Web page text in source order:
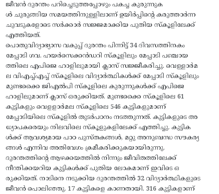
ജീവന്‍ ദുരന്തം പറിച്ചെടുത്തപ്പോഴും പകച്ച കുരുന്നുക
ള്‍ ചുരുങ്ങിയ സമയത്തിനുള്ളിലാണ് ഉയിർപ്പിന്റെ കരുത്താര്‍ന്ന
ചുവടുകളോടെ സര്‍ക്കാര്‍ സജ്ജമാക്കിയ പുതിയ സ്‌കൂളിലേക്ക്
എത്തിയത്.
പൊതുവിദ്യാഭ്യാസ വകുപ്പ് ദുരന്തം പിന്നിട്ട് 34 ദിവസത്തിനകം
മേപ്പാടി ഗവ. ഹയര്‍സെക്കന്‍ഡറി സ്‌കൂളിലും മേപ്പാടി പഞ്ചായ
ത്തിലെ എപിജെ ഹാളിലുമായി ക്ലാസ് സജ്ജീകരിച്ചു. വെള്ളാര്‍മ
ല വിഎച്ച്എച്ച് സ്‌കൂളിലെ വിദ്യാര്‍ത്ഥികള്‍ക്ക് മേപ്പാടി സ്‌കൂളിലും
മുണ്ടക്കൈ ജിഎൽപി സ്‌കൂളിലെ കുരുന്നുകള്‍ക്ക് എപിജെ
ഹാളിലുമാണ് ക്ലാസ് ഒരുക്കിയത്. മുണ്ടക്കൈ സ്‌കൂളിലെ 61
കുട്ടികളും വെളളാര്‍മല സ്‌കൂളിലെ 546 കുട്ടികളുമാണ്
മേപ്പാടിയിലെ സ്‌കൂളില്‍ തുടര്‍പഠനം നടത്തുന്നത്. കുട്ടികളുടെ അ
ധ്യാപകരെയും നിലവിലെ സ്‌കൂളുകളിലേക്ക് എത്തിച്ചു. കുട്ടിക
ള്‍ക്ക് ആവശ്യമായ പാഠ പുസ്തകങ്ങള്‍, മറ്റു അനുബന്ധ സൗകര്യ
ങ്ങള്‍ എന്നിവ അതിവേഗം ക്രമീകരിക്കുകയായിരുന്നു.
ദുരന്തത്തിന്റെ ആഴക്കയത്തില്‍ നിന്നും ജീവിതത്തിലേക്ക്
നീന്തിക്കയറിയ കുട്ടികള്‍ക്ക് പുതിയ ലോകമാണ് ഇവിടെ ഒ
രുക്കിയത്. നാടിനെ നടുക്കിയ ദുരന്തത്തില്‍ 32 വിദ്യാര്‍ത്ഥികളുടെ
ജീവൻ പൊലിഞ്ഞു. 17 കുട്ടികളെ കാണതായി. 316 കുട്ടികളാണ്